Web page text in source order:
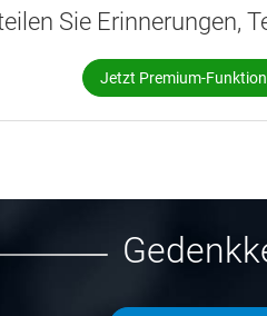
Sie Erinnerungen,
Jetzt Premium-